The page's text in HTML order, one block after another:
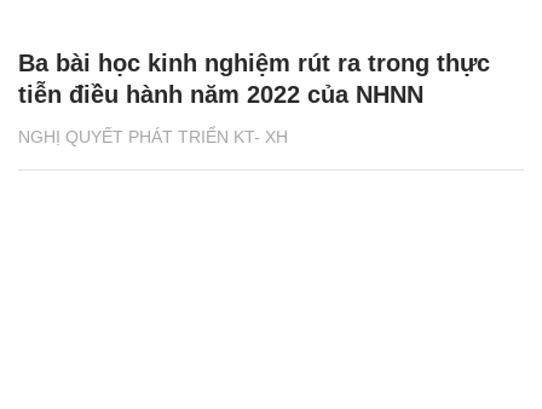
NGHỊ QUYẾT PHÁT TRIỂN KT- XH
Ba bài học kinh nghiệm rút ra trong thực
tiễn điều hành năm 2022 của NHNN